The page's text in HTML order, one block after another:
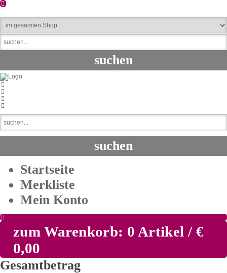
Startseite
Merkliste
Mein Konto
zum Warenkorb: 0 Artikel / €
0,00
Gesamtbetrag